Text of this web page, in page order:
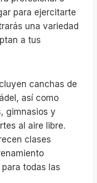
para ejercitarte
una variedad
a tus
canchas de
así como
gimnasios y
al aire libre.
clases
todas las